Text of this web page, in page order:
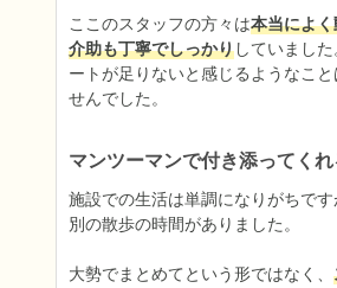
ここのスタッフの方々は本当によ
介助も丁寧でしっかりしていまし
ートが足りないと感じるようなこ
せんでした。
マンツーマンで付き添ってく
施設での生活は単調になりがちで
別の散歩の時間がありました。
大勢でまとめてという形ではなく、